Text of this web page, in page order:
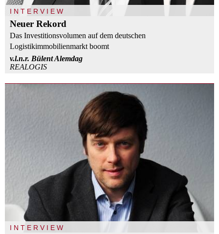
INTERVIEW
Neuer Rekord
Das Investitionsvolumen auf dem deutschen
Logistikimmobilienmarkt boomt
v.l.n.r. Bülent Alemdag
REALOGIS
INTERVIEW